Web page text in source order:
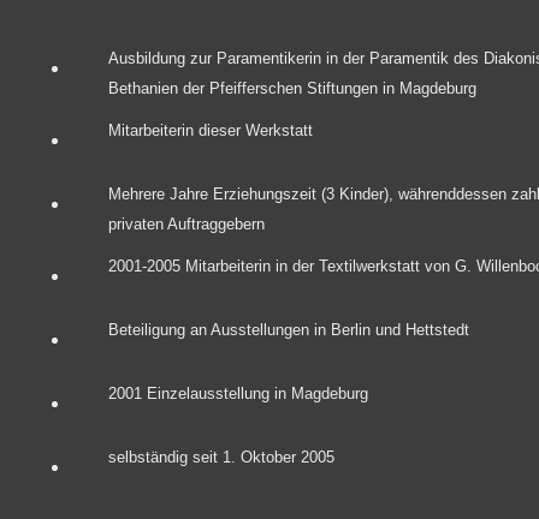
Ausbildung zur Paramentikerin in der Paramentik des
Bethanien der Pfeifferschen Stiftungen in Magdeburg
Mitarbeiterin dieser Werkstatt
Mehrere Jahre Erziehungszeit (3 Kinder), währenddessen
privaten Auftraggebern
2001-2005 Mitarbeiterin in der Textilwerkstatt von G.
Beteiligung an Ausstellungen in Berlin und Hettstedt
2001 Einzelausstellung in Magdeburg
selbständig seit 1. Oktober 2005